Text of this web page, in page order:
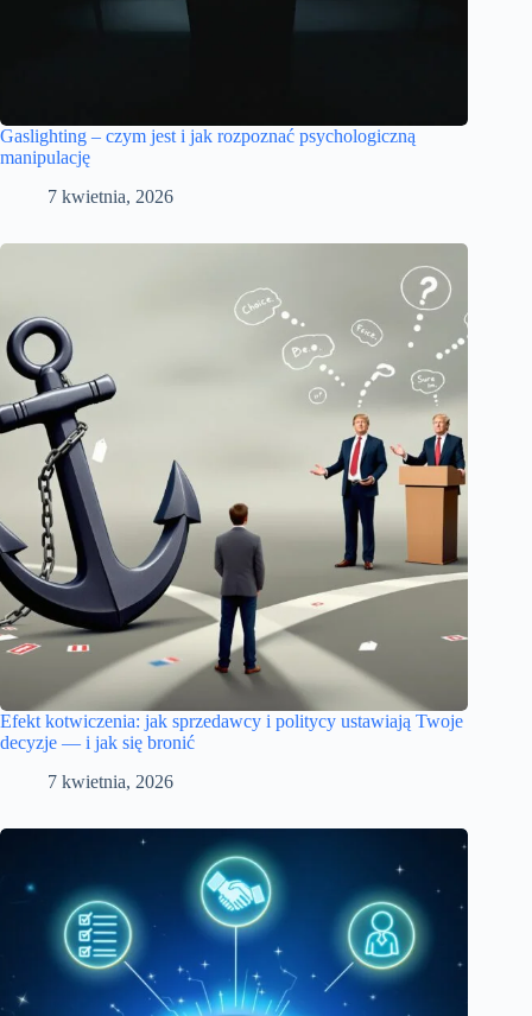
Gaslighting – czym jest i jak rozpoznać psychologiczną
manipulację
7 kwietnia, 2026
Efekt kotwiczenia: jak sprzedawcy i politycy ustawiają Twoje
decyzje — i jak się bronić
7 kwietnia, 2026